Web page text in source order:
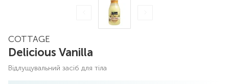
COTTAGE
Delicious Vanilla
відлущувальний засіб для тіла